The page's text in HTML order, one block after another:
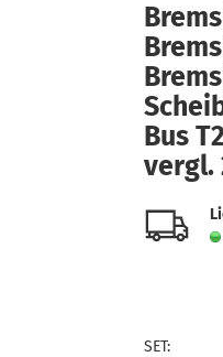
Konto erstellen
Passwort vergessen?
Bus
vergl.
SET: